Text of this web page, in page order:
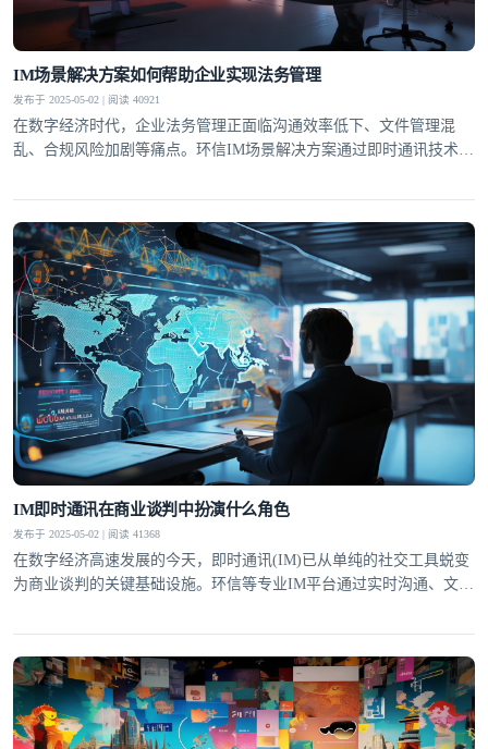
IM场景解决方案如何帮助企业实现法务管理
发布于 2025-05-02 | 阅读 40921
在数字经济时代，企业法务管理正面临沟通效率低下、文件管理混
乱、合规风险加剧等痛点。环信IM场景解决方案通过即时通讯技术重
理。这种基于即时通讯的协同模式，不仅提升了法务响应速度，更通
过结构化数据沉淀构建了企业法律知识库，为合规经营提供智能支
撑。合同全生命周期管理环信IM解决方案将合同管
IM即时通讯在商业谈判中扮演什么角色
发布于 2025-05-02 | 阅读 41368
在数字经济高速发展的今天，即时通讯(IM)已从单纯的社交工具蜕变
为商业谈判的关键基础设施。环信等专业IM平台通过实时沟通、文件
变革不仅体现在谈判节奏的加快，更深刻改变了商业协作的模式与决
策机制。提升谈判效率IM即时通讯最显著的价值在于大幅压缩了传统
商业谈判的时间成本。通过环信平台，谈判双方可以突破
我已阅读并同意通讯云服务条款 通讯云隐私政策
不了，谢谢
登录即时通讯云
登录客服云